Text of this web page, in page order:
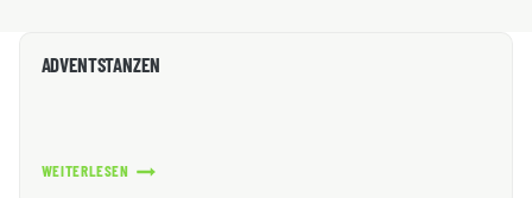
ADVENTSTANZEN
WEITERLESEN
ADVENTSTANZEN